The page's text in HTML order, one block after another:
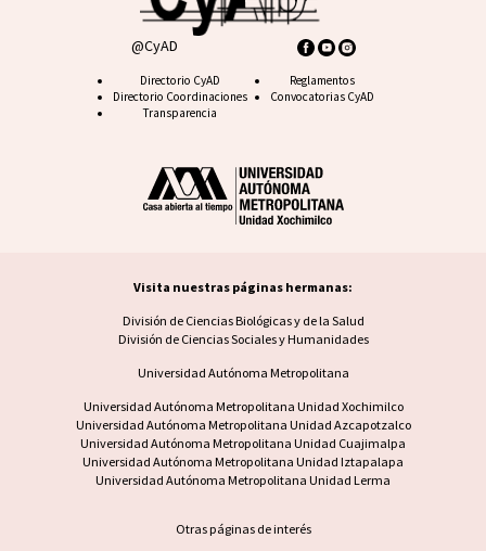
@CyAD
Footer CyAD
Directorio CyAD
Directorio Coordinaciones
Transparencia
Footer FAQ
Reglamentos
Convocatorias CyAD
Visita nuestras páginas hermanas:
Visita nuestras páginas hermanas
División de Ciencias Biológicas y de la Salud
División de Ciencias Sociales y Humanidades
Universidad Autónoma Metropolitana
Footer UAM unidad
Universidad Autónoma Metropolitana Unidad Xochimilco
Universidad Autónoma Metropolitana Unidad Azcapotzalco
Universidad Autónoma Metropolitana Unidad Cuajimalpa
Universidad Autónoma Metropolitana Unidad Iztapalapa
Universidad Autónoma Metropolitana Unidad Lerma
Otras páginas de interés